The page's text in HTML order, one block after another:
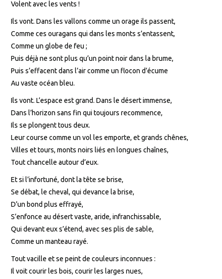
Volent avec les vents !
Ils vont. Dans les vallons comme un orage ils passent,
Comme ces ouragans qui dans les monts s’entassent,
Comme un globe de feu ;
Puis déjà ne sont plus qu’un point noir dans la brume,
Puis s’effacent dans l’air comme un flocon d’écume
Au vaste océan bleu.
Ils vont. L’espace est grand. Dans le désert immense,
Dans l’horizon sans fin qui toujours recommence,
Ils se plongent tous deux.
Leur course comme un vol les emporte, et grands chênes,
Villes et tours, monts noirs liés en longues chaînes,
Tout chancelle autour d’eux.
Et si l’infortuné, dont la tête se brise,
Se débat, le cheval, qui devance la brise,
D’un bond plus effrayé,
S’enfonce au désert vaste, aride, infranchissable,
Qui devant eux s’étend, avec ses plis de sable,
Comme un manteau rayé.
Tout vacille et se peint de couleurs inconnues :
Il voit courir les bois, courir les larges nues,